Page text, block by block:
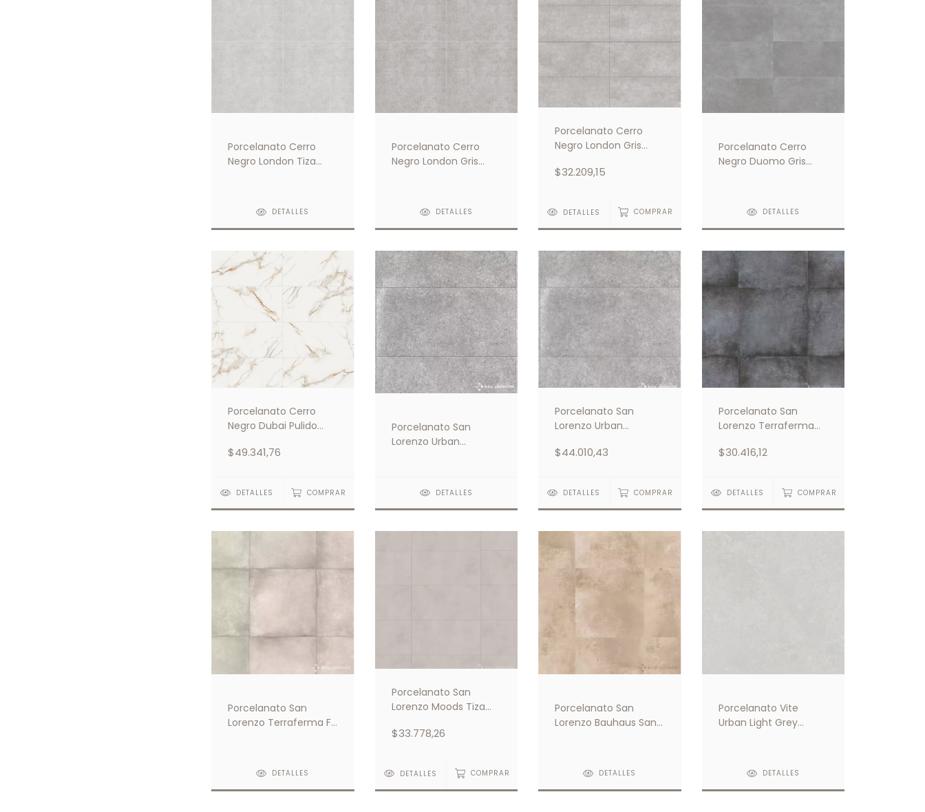
Porcelanato Cerro
Negro London Tiza
DETALLES
Porcelanato Cerro
Negro London Gris
DETALLES
Porcelanato Cerro
Negro London Gris
$32.209,15
DETALLES COMPRAR
Porcelanato Cerro
Negro Duomo Gris
DETALLES
Porcelanato Cerro
Negro Dubai Pulido
$49.341,76
DETALLES COMPRAR
Porcelanato San
Lorenzo Urban
DETALLES
Porcelanato San
Lorenzo Urban
58x117
$44.010,43
DETALLES COMPRAR
Porcelanato San
Lorenzo Terraferma
$30.416,12
DETALLES COMPRAR
Porcelanato San
Lorenzo Terraferma Fit
DETALLES
Porcelanato San
Lorenzo Moods Tiza
$33.778,26
DETALLES COMPRAR
Porcelanato San
Lorenzo Bauhaus Sand
DETALLES
Porcelanato Vite
Urban Light Grey
DETALLES